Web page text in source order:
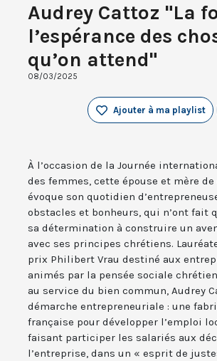
Audrey Cattoz "La
l’espérance des
qu’on attend"
08/03/2025
Ajouter à ma playlist
À l’occasion de la Journée
des femmes, cette épouse et mère
évoque son quotidien
obstacles et bonheurs, qui n’ont fait
sa détermination à construire un
avec ses principes chrétiens.
prix Philibert Vrau destiné aux
animés par la pensée sociale
au service du bien commun, Audrey
démarche entrepreneuriale : une
française pour développer l’emploi
faisant participer les salariés aux
l’entreprise, dans un « esprit de